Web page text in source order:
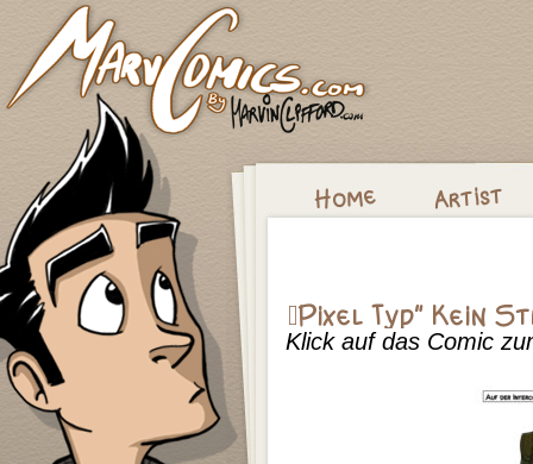
Klick auf das Comic